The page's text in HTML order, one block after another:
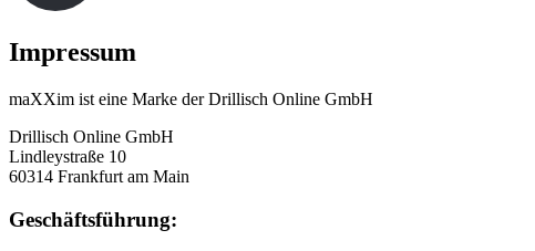
Impressum
maXXim ist eine Marke der Drillisch Online GmbH
Drillisch Online GmbH
Lindleystraße 10
60314 Frankfurt am Main
Geschäftsführung: